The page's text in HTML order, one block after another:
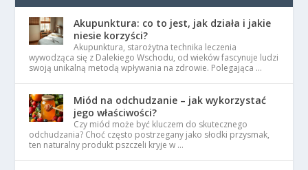
Akupunktura: co to jest, jak działa i jakie
niesie korzyści?
Akupunktura, starożytna technika leczenia
wywodząca się z Dalekiego Wschodu, od wieków fascynuje ludzi
swoją unikalną metodą wpływania na zdrowie. Polegająca …
Miód na odchudzanie – jak wykorzystać
jego właściwości?
Czy miód może być kluczem do skutecznego
odchudzania? Choć często postrzegany jako słodki przysmak,
ten naturalny produkt pszczeli kryje w …